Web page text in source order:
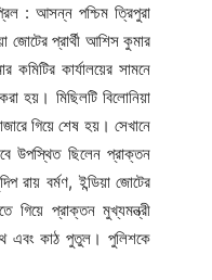
: আসন্ন পশ্চিম ত্রিপুরা
জোটের প্রার্থী আশিস কুমার
কার্যালয়ের সামনে
হয়। মিছিলটি বিলোনিয়া
গিয়ে শেষ হয়। সেখানে
উপস্থিত ছিলেন প্রাক্তন
রায় বর্মণ, ইন্ডিয়া জোটের
গিয়ে প্রাক্তন মুখ্যমন্ত্রী
এবং কাঠ পুতুল। পুলিশকে